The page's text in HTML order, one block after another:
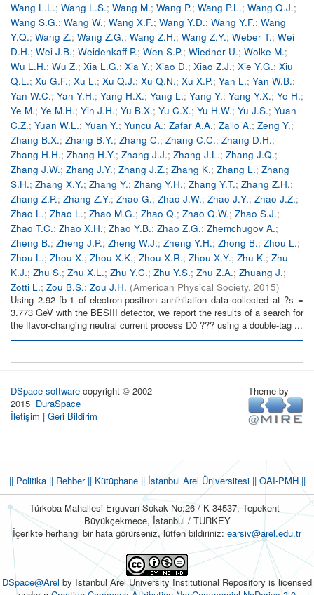
Wang L.L.; Wang L.S.; Wang M.; Wang P.; Wang P.L.; Wang Q.J.;
Wang S.G.; Wang W.; Wang X.F.; Wang Y.D.; Wang Y.F.; Wang
Y.Q.; Wang Z.; Wang Z.G.; Wang Z.H.; Wang Z.Y.; Weber T.; Wei
D.H.; Wei J.B.; Weidenkaff P.; Wen S.P.; Wiedner U.; Wolke M.;
Wu L.H.; Wu Z.; Xia L.G.; Xia Y.; Xiao D.; Xiao Z.J.; Xie Y.G.; Xiu
Q.L.; Xu G.F.; Xu L.; Xu Q.J.; Xu Q.N.; Xu X.P.; Yan L.; Yan W.B.;
Yan W.C.; Yan Y.H.; Yang H.X.; Yang L.; Yang Y.; Yang Y.X.; Ye H.;
Ye M.; Ye M.H.; Yin J.H.; Yu B.X.; Yu C.X.; Yu H.W.; Yu J.S.; Yuan
C.Z.; Yuan W.L.; Yuan Y.; Yuncu A.; Zafar A.A.; Zallo A.; Zeng Y.;
Zhang B.X.; Zhang B.Y.; Zhang C.; Zhang C.C.; Zhang D.H.;
Zhang H.H.; Zhang H.Y.; Zhang J.J.; Zhang J.L.; Zhang J.Q.;
Zhang J.W.; Zhang J.Y.; Zhang J.Z.; Zhang K.; Zhang L.; Zhang
S.H.; Zhang X.Y.; Zhang Y.; Zhang Y.H.; Zhang Y.T.; Zhang Z.H.;
Zhang Z.P.; Zhang Z.Y.; Zhao G.; Zhao J.W.; Zhao J.Y.; Zhao J.Z.;
Zhao L.; Zhao L.; Zhao M.G.; Zhao Q.; Zhao Q.W.; Zhao S.J.;
Zhao T.C.; Zhao X.H.; Zhao Y.B.; Zhao Z.G.; Zhemchugov A.;
Zheng B.; Zheng J.P.; Zheng W.J.; Zheng Y.H.; Zhong B.; Zhou L.;
Zhou L.; Zhou X.; Zhou X.K.; Zhou X.R.; Zhou X.Y.; Zhu K.; Zhu
K.J.; Zhu S.; Zhu X.L.; Zhu Y.C.; Zhu Y.S.; Zhu Z.A.; Zhuang J.;
Zotti L.; Zou B.S.; Zou J.H. (American Physical Society, 2015)
Using 2.92 fb-1 of electron-positron annihilation data collected at ?s =
3.773 GeV with the BESIII detector, we report the results of a search for
the flavor-changing neutral current process D0 ??? using a double-tag ...
DSpace software copyright © 2002-
2015 DuraSpace
İletişim | Geri Bildirim
Theme by
|| Politika|| Rehber|| Kütüphane|| İstanbul Arel Üniversitesi ||OAI-PMH ||
Türkoba Mahallesi Erguvan Sokak No:26 / K 34537, Tepekent -
Büyükçekmece, İstanbul / TURKEY
İçerikte herhangi bir hata görürseniz, lütfen bildiriniz: earsiv@arel.edu.tr
DSpace@Arel by Istanbul Arel University Institutional Repository is licensed